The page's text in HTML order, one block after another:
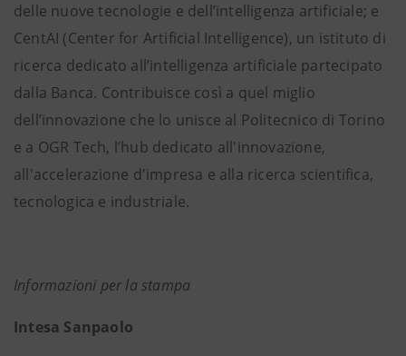
delle nuove tecnologie e dell’intelligenza artificiale; e
CentAI (Center for Artificial Intelligence), un istituto di
ricerca dedicato all’intelligenza artificiale partecipato
dalla Banca. Contribuisce così a quel miglio
dell’innovazione che lo unisce al Politecnico di Torino
e a OGR Tech, l’hub dedicato all'innovazione,
all'accelerazione d'impresa e alla ricerca scientifica,
tecnologica e industriale.
Informazioni per la stampa
Intesa Sanpaolo